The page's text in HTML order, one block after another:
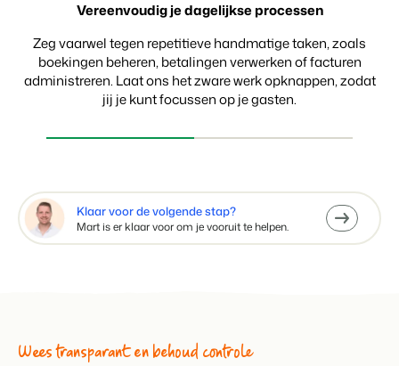
Vereenvoudig je dagelijkse processen
Zeg vaarwel tegen repetitieve handmatige taken, zoals
boekingen beheren, betalingen verwerken of facturen
administreren. Laat ons het zware werk opknappen, zodat
jij je kunt focussen op je gasten.
Ontvang betalingen met gemak
Maak keuzes op basis van data
Klaar voor de volgende stap?
Mart is er klaar voor om je vooruit te helpen.
Wees transparant en behoud controle